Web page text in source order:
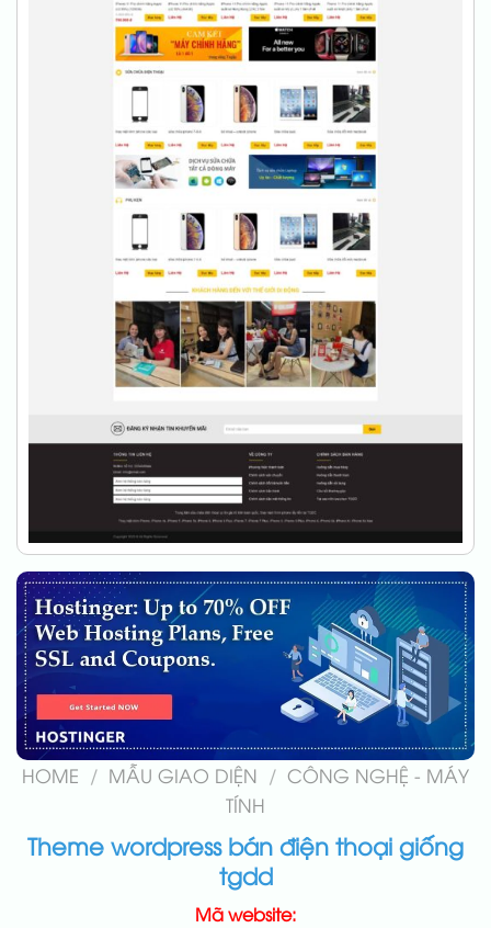
HOME / MẪU GIAO DIỆN / CÔNG NGHỆ - MÁY
TÍNH
Theme wordpress bán điện thoại giống
tgdd
Mã website: